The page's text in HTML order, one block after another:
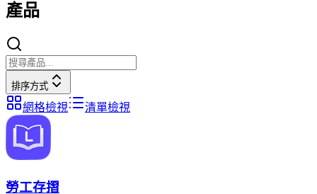
產品
排序方式
網格檢視 清單檢視
勞工存摺